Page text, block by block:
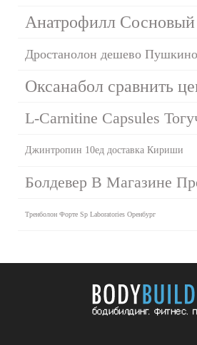
Анатрофилл
Дростанолон дешево Пушкино
Оксанабол сравнить
L-Carnitine Capsules
Джинтропин 10ед доставка Кириши
Болдевер В Магазине
Тренболон Форте Sp Laboratories Оренбург